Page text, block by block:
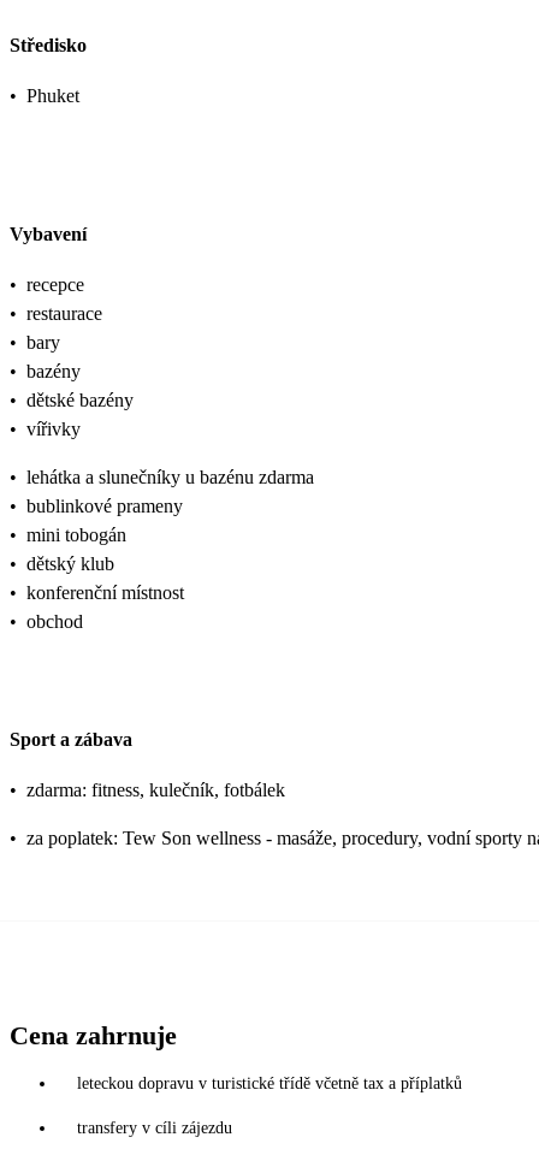
Středisko
• Phuket
Vybavení
• recepce
• restaurace
• bary
• bazény
• dětské bazény
• vířivky
• lehátka a slunečníky u bazénu zdarma
• bublinkové prameny
• mini tobogán
• dětský klub
• konferenční místnost
• obchod
Sport a zábava
• zdarma: fitness, kulečník, fotbálek
• za poplatek: Tew Son wellness - masáže, procedury, vodní sporty
Cena zahrnuje
leteckou dopravu v turistické třídě včetně tax a příplatků
transfery v cíli zájezdu